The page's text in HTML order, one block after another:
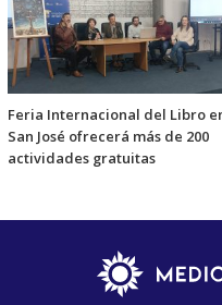
Feria Internacional del Libro
San José ofrecerá más de 200
actividades gratuitas